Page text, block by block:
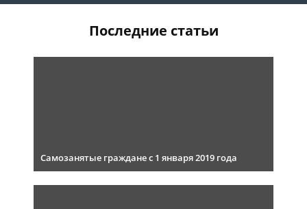
Последние статьи
Самозанятые граждане с 1 января 2019 года